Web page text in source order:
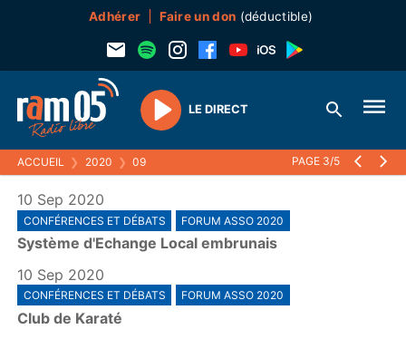
Adhérer Faire un don (déductible)
Play
LE DIRECT
ACCUEIL ❯ 2020 ❯ 09 PAGE 3/5
10 Sep 2020
CONFÉRENCES ET DÉBATS FORUM ASSO 2020
Système d'Echange Local embrunais
10 Sep 2020
CONFÉRENCES ET DÉBATS FORUM ASSO 2020
Club de Karaté